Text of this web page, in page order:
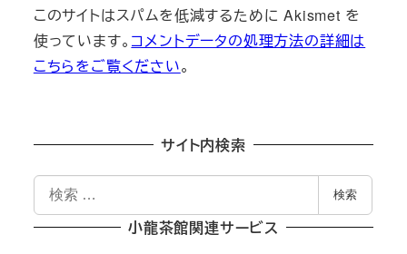
このサイトはスパムを低減するために Akismet を
使っています。 コメントデータの処理方法の詳細は
こちらをご覧ください。
サイト内検索
検
索
検索
小龍茶館関連サービス